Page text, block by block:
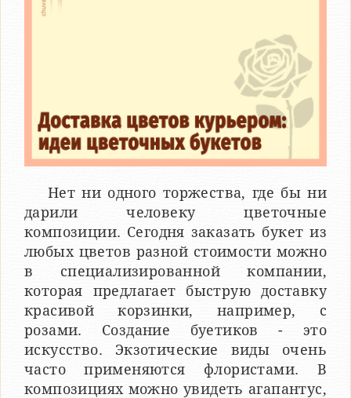
Нет ни одного торжества, где бы ни
дарили человеку цветочные
композиции. Сегодня заказать букет из
любых цветов разной стоимости можно
в специализированной компании,
которая предлагает быструю доставку
красивой корзинки, например, с
розами. Создание буетиков - это
искусство. Экзотические виды очень
часто применяются флористами. В
композициях можно увидеть агапантус,